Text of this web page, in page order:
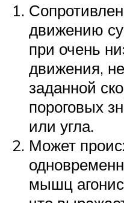
движению
при очень
движения,
заданной
пороговых
или угла.
Может
мышц